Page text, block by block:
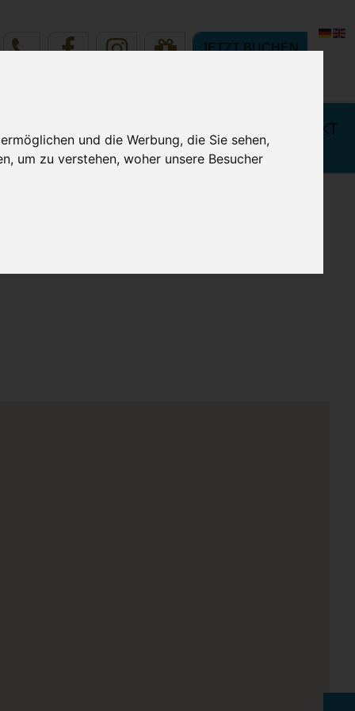
und die Werbung, die Sie sehen,
um zu verstehen, woher unsere Besucher
JETZT BUCHEN
BUCHUNG & KONTAKT